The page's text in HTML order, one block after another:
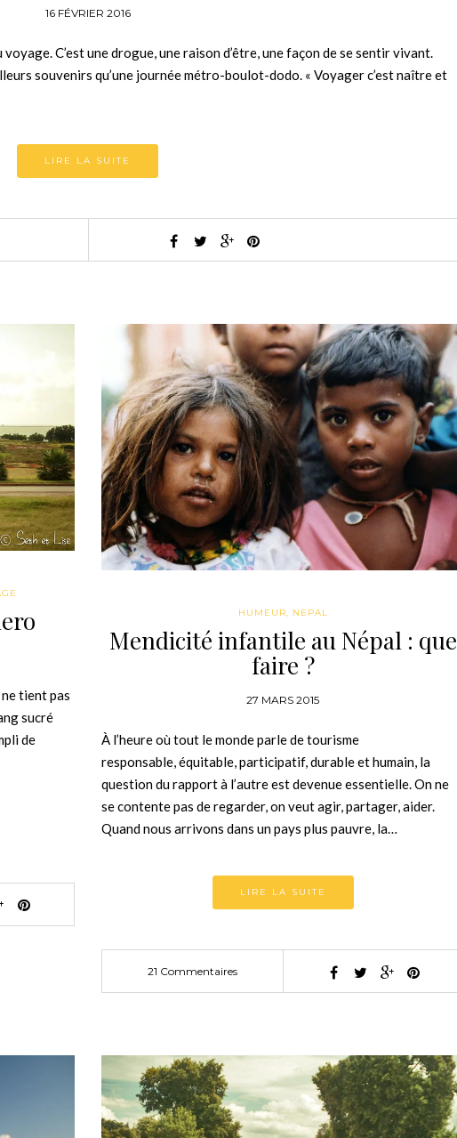
16 FÉVRIER 2016
C’est une drogue, une raison d’être, une façon de se sentir vivant.
souvenirs qu’une journée métro-boulot-dodo. « Voyager c’est naître et
LIRE LA SUITE
tient pas
sucré
de
HUMEUR, NEPAL
Mendicité infantile au Népal : que
faire ?
27 MARS 2015
À l’heure où tout le monde parle de tourisme
responsable, équitable, participatif, durable et humain, la
question du rapport à l’autre est devenue essentielle. On ne
se contente pas de regarder, on veut agir, partager, aider.
Quand nous arrivons dans un pays plus pauvre, la…
LIRE LA SUITE
21 Commentaires